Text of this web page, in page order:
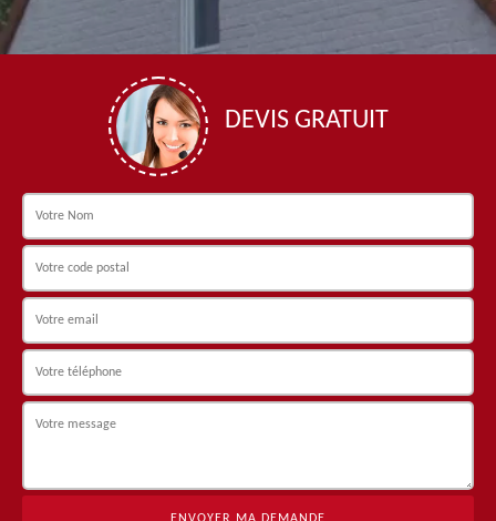
DEVIS GRATUIT